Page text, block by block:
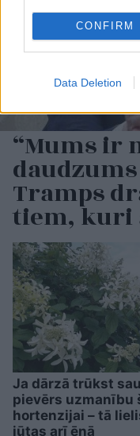
CONFIRM
Data Deletion
“Mums ir
Tramps
tiem, kuri
Ja dārzā trūkst
pievērs uzmanību
hortenzijai – tā
jūtas arī ēnā